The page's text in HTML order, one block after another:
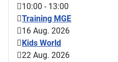
10:00 - 13:00
Training MGE
16 Aug. 2026
Kids World
22 Aug. 2026